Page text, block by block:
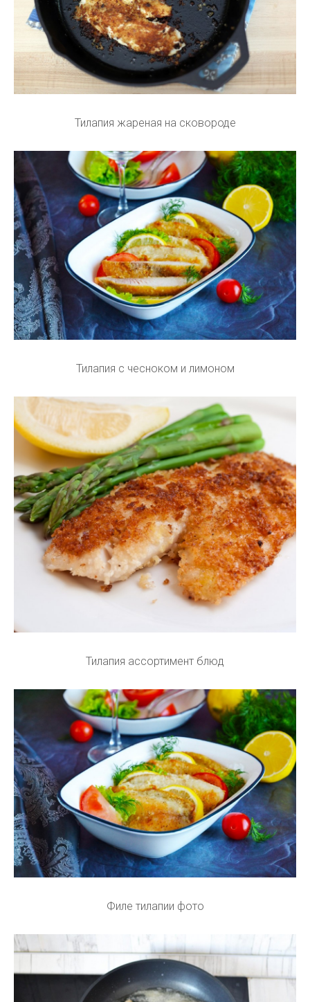
Тилапия жареная на сковороде
Тилапия с чесноком и лимоном
Тилапия ассортимент блюд
Филе тилапии фото